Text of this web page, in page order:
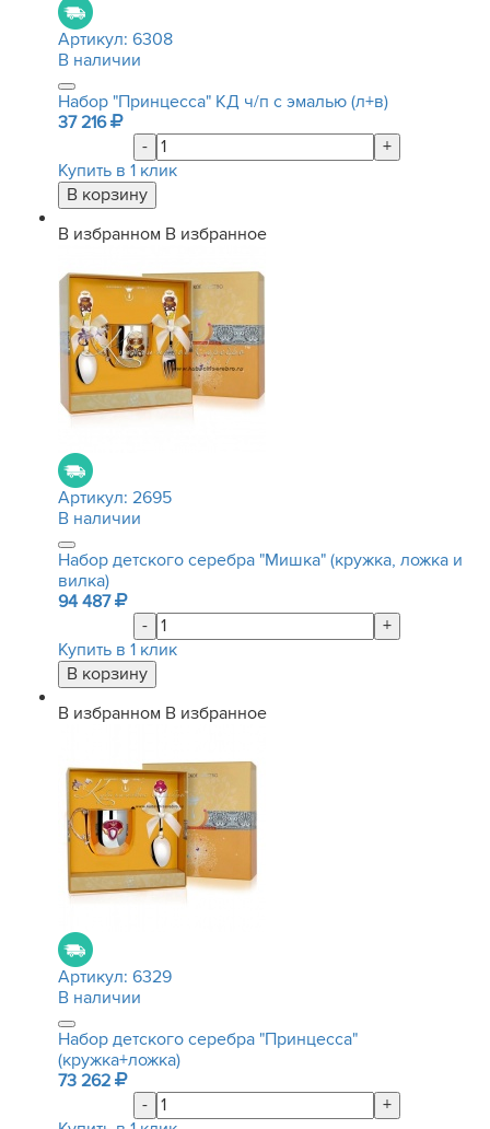
Артикул: 6308
В наличии
Набор "Принцесса" КД ч/п с эмалью (л+в)
37 216
-
+
Купить в 1 клик
В избранном В избранное
Артикул: 2695
В наличии
Набор детского серебра "Мишка" (кружка, ложка и
вилка)
94 487
-
+
Купить в 1 клик
В избранном В избранное
Артикул: 6329
В наличии
Набор детского серебра "Принцесса"
(кружка+ложка)
73 262
-
+